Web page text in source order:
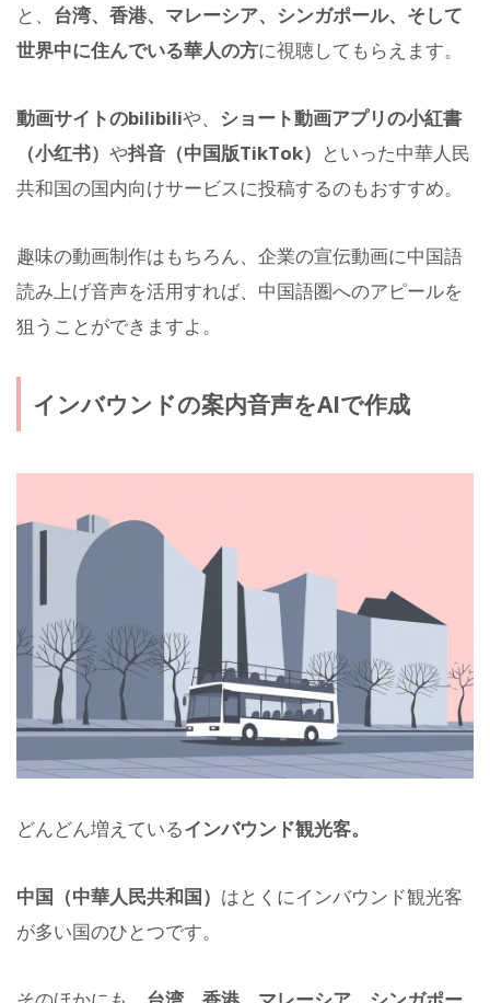
と、 台湾、香港、マレーシア、シンガポール、そして
世界中に住んでいる華人の方に視聴してもらえます。
動画サイトのbilibiliや、 ショート動画アプリの小紅書
（小红书） や抖音（中国版TikTok） といった中華人民
共和国の国内向けサービスに投稿するのもおすすめ。
趣味の動画制作はもちろん、企業の宣伝動画に中国語
読み上げ音声を活用すれば、中国語圏へのアピールを
狙うことができますよ。
インバウンドの案内音声をAIで作成
どんどん増えているインバウンド観光客。
中国（中華人民共和国） はとくにインバウンド観光客
が多い国のひとつです。